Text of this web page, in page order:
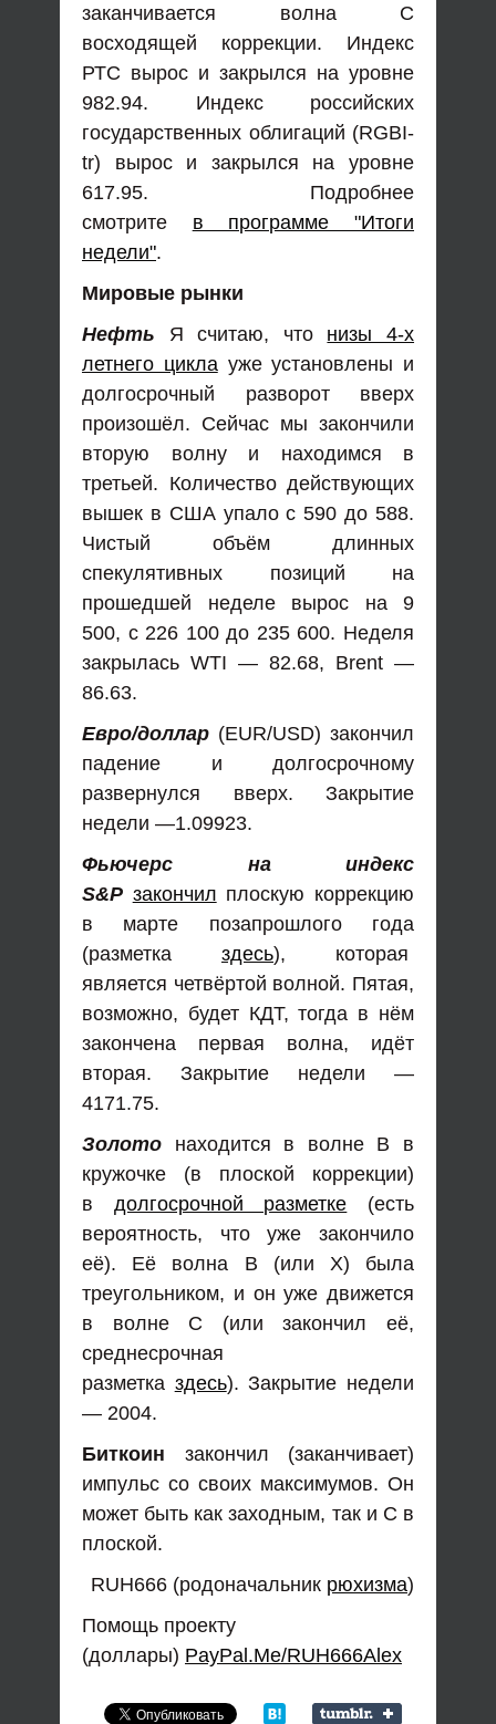
заканчивается волна С
восходящей коррекции. Индекс
РТС вырос и закрылся на уровне
982.94. Индекс российских
государственных облигаций (RGBI-
tr) вырос и закрылся на уровне
617.95. Подробнее
смотрите в программе "Итоги
недели".
Мировые рынки
Нефть Я считаю, что низы 4-х
летнего циклауже установлены и
долгосрочный разворот вверх
произошёл. Сейчас мы закончили
вторую волну и находимся в
третьей. Количество действующих
вышек в США упало с 590 до 588.
Чистый объём длинных
спекулятивных позиций на
прошедшей неделе вырос на 9
500, с 226 100 до 235 600. Неделя
закрылась WTI — 82.68, Brent —
86.63.
Евро/доллар (EUR/USD) закончил
падение и долгосрочному
развернулся вверх. Закрытие
недели —1.09923.
Фьючерс на индекс
S&P закончил плоскую коррекцию
в марте позапрошлого года
(разметка здесь), которая
является четвёртой волной. Пятая,
возможно, будет КДТ, тогда в нём
закончена первая волна, идёт
вторая. Закрытие недели —
4171.75.
Золото находится в волне В в
кружочке (в плоской коррекции)
в долгосрочной разметке (есть
вероятность, что уже закончило
её). Её волна В (или Х) была
треугольником, и он уже движется
в волне С (или закончил её,
среднесрочная
разметка здесь). Закрытие недели
— 2004.
Биткоин закончил (заканчивает)
импульс со своих максимумов. Он
может быть как заходным, так и С в
плоской.
RUH666 (родоначальник рюхизма)
Помощь проекту
(доллары) PayPal.Me/RUH666Alex